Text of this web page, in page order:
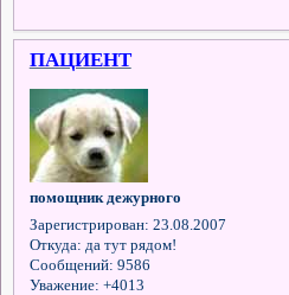
ПАЦИЕНТ
помощник дежурного
Зарегистрирован: 23.08.2007
Откуда: да тут рядом!
Сообщений: 9586
Уважение: +4013